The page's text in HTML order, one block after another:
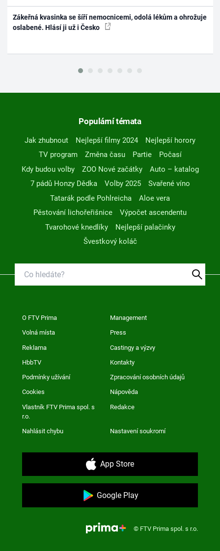
Zákeřná kvasinka se šíří nemocnicemi, odolá lékům a ohrožuje
oslabené. Hlásí ji už i Česko
Populární témata
Jak zhubnout Nejlepší filmy 2024
Nejlepší horory
TV program
Změna času Partie
Počasí
Kdy budou volby
ZOO Nové začátky
Auto – katalog
7 pádů Honzy Dědka
Volby 2025
Svařené víno
Tatarák podle Pohlreicha
Aloe vera
Pěstování lichořeřišnice
Výpočet ascendentu
Tvarohové knedlíky
Nejlepší palačinky
Švestkový koláč
O FTV Prima Management
Volná místa Press
Reklama Castingy a výzvy
HbbTV Kontakty
Podmínky užívání Zpracování osobních údajů
Cookies Nápověda
Vlastník FTV Prima spol. s
r.o.
Redakce
Nahlásit chybu Nastavení soukromí
App Store
Google Play
© FTV Prima spol. s r.o.